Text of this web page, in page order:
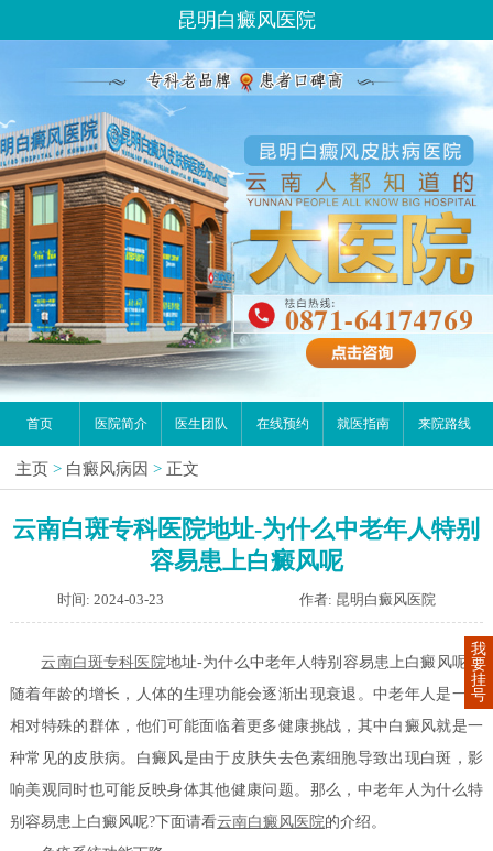
昆明白癜风医院
首页 医院简介 医生团队 在线预约 就医指南 来院路线
主页 > 白癜风病因 > 正文
云南白斑专科医院地址-为什么中老年人特别
容易患上白癜风呢
时间: 2024-03-23 作者: 昆明白癜风医院
云南白斑专科医院地址-为什么中老年人特别容易患上白癜风呢？
随着年龄的增长，人体的生理功能会逐渐出现衰退。中老年人是一个
相对特殊的群体，他们可能面临着更多健康挑战，其中白癜风就是一
种常见的皮肤病。白癜风是由于皮肤失去色素细胞导致出现白斑，影
响美观同时也可能反映身体其他健康问题。那么，中老年人为什么特
别容易患上白癜风呢?下面请看云南白癜风医院的介绍。
我
要
挂
号